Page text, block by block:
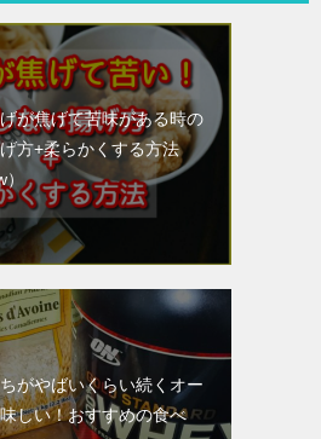
が焦げて苦味がある時の
方+柔らかくする方法
がやばいくらい続くオー
しい！おすすめの食べ